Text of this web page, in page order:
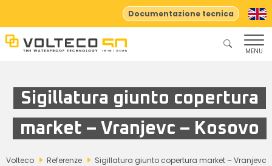
Documentazione tecnica
MENU
Sigillatura giunto copertura
market – Vranjevc – Kosovo
Volteco Referenze
Sigillatura giunto copertura market – Vranjevc